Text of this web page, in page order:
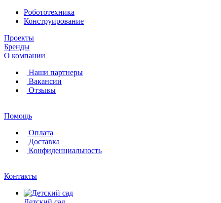
Робототехника
Конструирование
Проекты
Бренды
О компании
Наши партнеры
Вакансии
Отзывы
Помощь
Оплата
Доставка
Конфиденциальность
Контакты